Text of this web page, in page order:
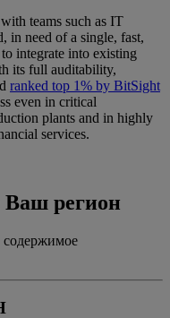
teams such as IT
in need of a single, fast,
integrate into existing
its full auditability,
ranked top 1% by BitSight
even in critical
plants and in highly
services.
Ваш регион
содержимое